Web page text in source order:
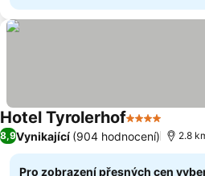
Hotel Tyrolerhof4 Počet
8,9Vynikající (904 hodnocení) 2.8
Pro zobrazení přesných cen